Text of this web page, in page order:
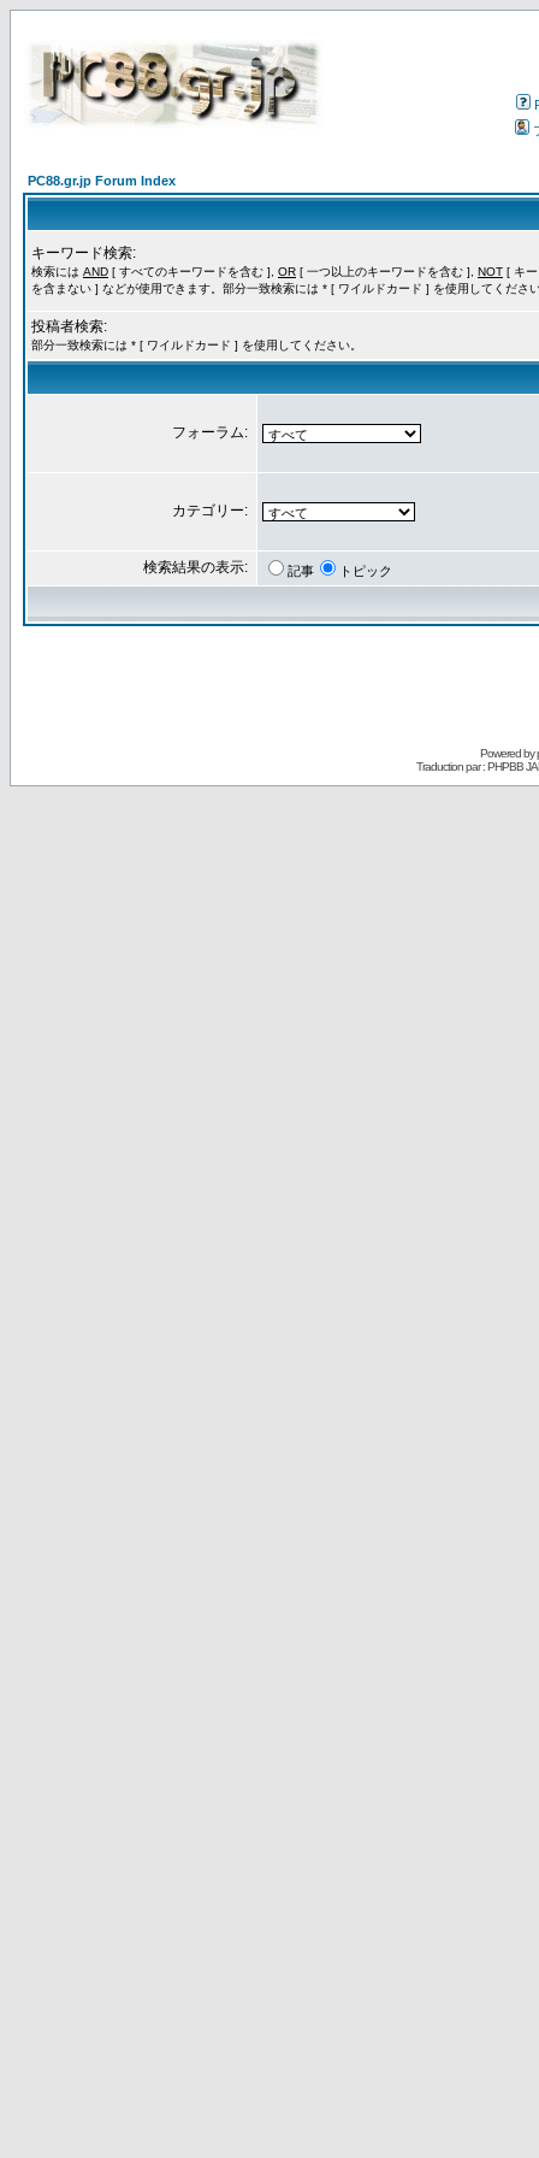
PC88.gr.jp Forum Index
キーワード検索:
検索には AND [ すべてのキーワードを含む ], OR [ 一つ以上のキーワードを含む ], NOT [ キ
を含まない ] などが使用できます。部分一致検索には * [ ワイルドカード ] を使用してくださ
投稿者検索:
部分一致検索には * [ ワイルドカード ] を使用してください。
フォーラム:
カテゴリー:
検索結果の表示: 記事 トピック
Powered by
Traduction par : PHPBB